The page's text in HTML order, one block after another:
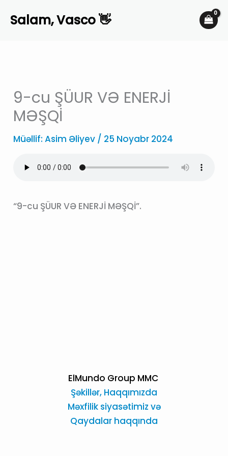
Salam, Vasco 👋
9-cu ŞÜUR VƏ ENERJİ
MƏŞQİ
Müəllif:Asim Əliyev / 25 Noyabr 2024
“9-cu ŞÜUR VƏ ENERJİ MƏŞQİ”.
ElMundo Group MMC
Şəkillər, Haqqımızda
Məxfilik siyasətimiz və
Qaydalar haqqında